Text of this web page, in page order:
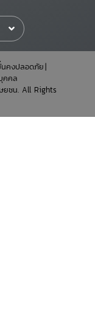
นคงปลอดภัย
คคล
ยชน. All Rights